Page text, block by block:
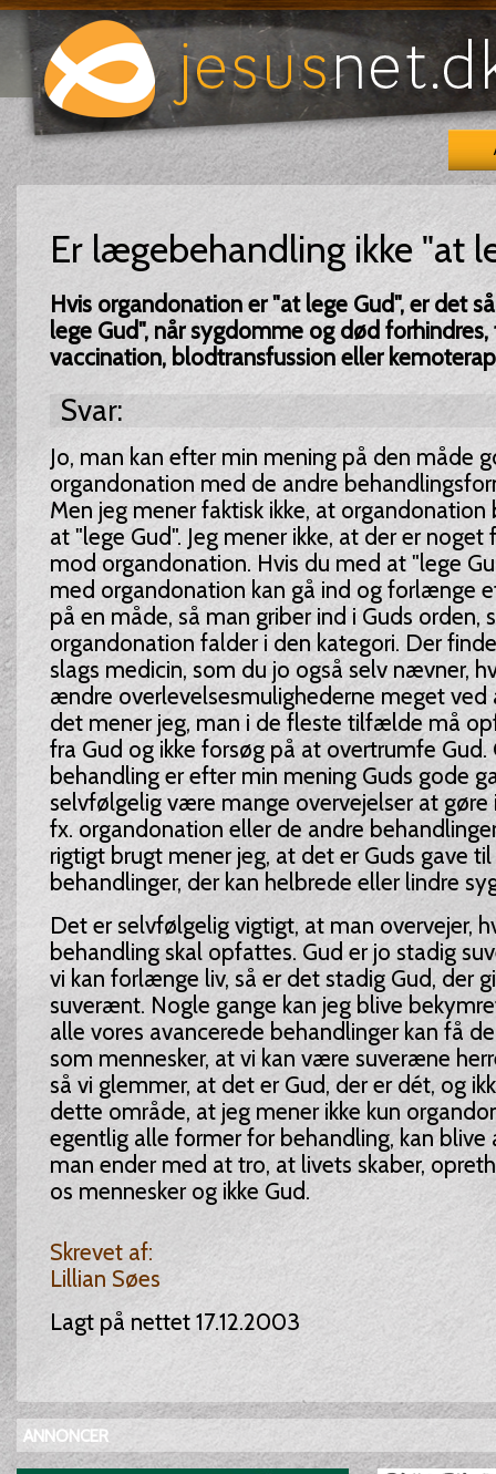
Er lægebehandling ikke "at
Hvis organdonation er "at lege Gud", er det
lege Gud", når sygdomme og død
vaccination, blodtransfussion eller
Svar:
Jo, man kan efter min mening på den måde
organdonation med de andre
Men jeg mener faktisk ikke, at
at "lege Gud". Jeg mener ikke, at der er
mod organdonation. Hvis du med at "lege
med organdonation kan gå ind og forlænge
på en måde, så man griber ind i Guds orden,
organdonation falder i den kategori. Der
slags medicin, som du jo også selv nævner,
ændre overlevelsesmulighederne meget ved
det mener jeg, man i de fleste tilfælde må
fra Gud og ikke forsøg på at overtrumfe
behandling er efter min mening Guds gode
selvfølgelig være mange overvejelser at
fx. organdonation eller de andre
rigtigt brugt mener jeg, at det er Guds gave
behandlinger, der kan helbrede eller lindre
Det er selvfølgelig vigtigt, at man overvejer,
behandling skal opfattes. Gud er jo stadig
vi kan forlænge liv, så er det stadig Gud, der
suverænt. Nogle gange kan jeg blive
alle vores avancerede behandlinger kan få
som mennesker, at vi kan være suveræne
så vi glemmer, at det er Gud, der er dét, og
dette område, at jeg mener ikke kun
egentlig alle former for behandling, kan blive
man ender med at tro, at livets skaber,
os mennesker og ikke Gud.
Skrevet af:
Lillian Søes
Lagt på nettet 17.12.2003
ANNONCER